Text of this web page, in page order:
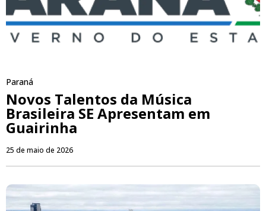
Paraná
Novos Talentos da Música
Brasileira SE Apresentam em
Guairinha
25 de maio de 2026